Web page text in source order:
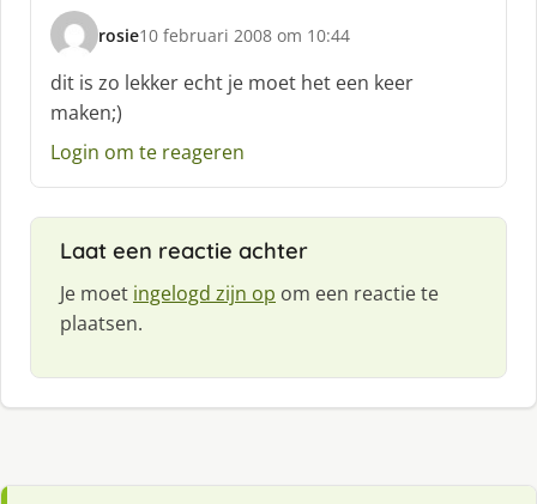
rosie
s
h
r
e
:
10 februari 2008 om 10:44
dit is zo lekker echt je moet het een keer
maken;)
Login om te reageren
Laat een reactie achter
Je moet ingelogd zijn op om een reactie te
plaatsen.